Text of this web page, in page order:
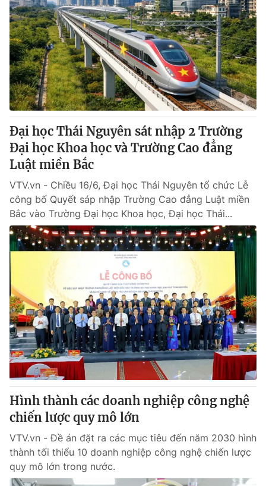
VTV Money VTV Thể thao
VTV Sức khoẻ Bất động sản
Thị trường 24h Tấm lòng Việt
VTV4 Vươn mình bằng AI
VTV9
Liên hệ tòa soạn English
THỜI BÁO VTV
Theo dõi báo trên
Cơ quan chủ quản:Đài Truyền hình Việt Nam
Cơ quan báo chí: Thời báo VTV
Giấy phép hoạt động báo in và báo điện tử số 483/GP-BTTTT
cấp ngày 29/12/2023
Tổng Biên tập:Vũ Thanh Thủy
Phó Tổng Biên tập:Nguyễn Thị Mỹ Hạnh, Phạm Quốc Thắng,
Nguyễn Trọng Ninh
Tổng đài VTV:
024.38 355 931 - 024.38 355 932
Ðiện thoại Thời báo VTV:024.66 897 897
Email:toasoan@vtv.vn
Liên hệ quảng cáo:
024-7300.7108
Đại học Thái Nguyên sát nhập 2 Trường
Đại học Khoa học và Trường Cao đẳng
Luật miền Bắc
VTV.vn - Chiều 16/6, Đại học Thái Nguyên tổ chức Lễ
công bố Quyết sáp nhập Trường Cao đẳng Luật miền
Bắc vào Trường Đại học Khoa học, Đại học Thái...
Hình thành các doanh nghiệp công nghệ
chiến lược quy mô lớn
VTV.vn - Đề án đặt ra các mục tiêu đến năm 2030 hình
thành tối thiểu 10 doanh nghiệp công nghệ chiến lược
quy mô lớn trong nước.